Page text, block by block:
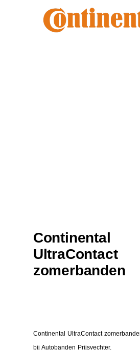
Continental
UltraContact
zomerbanden
Continental UltraContact
bij Autobanden Prijsvechter.